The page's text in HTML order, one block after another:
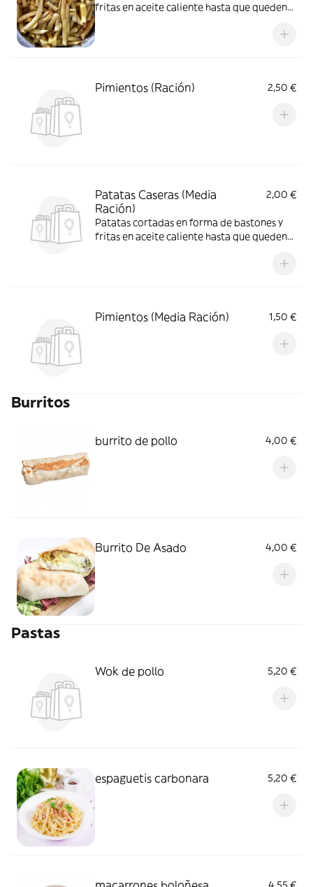
fritas en aceite caliente hasta que queden
Pimientos (Ración) 2,50 €
Patatas Caseras (Media
Ración)
2,00 €
Patatas cortadas en forma de bastones y
fritas en aceite caliente hasta que queden
Pimientos (Media Ración) 1,50 €
Burritos
burrito de pollo 4,00 €
Burrito De Asado 4,00 €
Pastas
Wok de pollo 5,20 €
espaguetis carbonara 5,20 €